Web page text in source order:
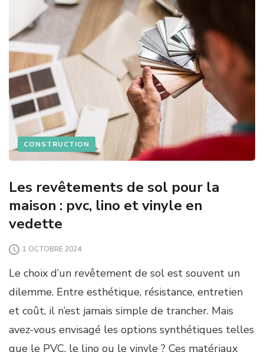
CONSTRUCTION
Les revêtements de sol pour la
maison : pvc, lino et vinyle en
vedette
1 OCTOBRE 2024
Le choix d’un revêtement de sol est souvent un
dilemme. Entre esthétique, résistance, entretien
et coût, il n’est jamais simple de trancher. Mais
avez-vous envisagé les options synthétiques telles
que le PVC, le lino ou le vinyle ? Ces matériaux